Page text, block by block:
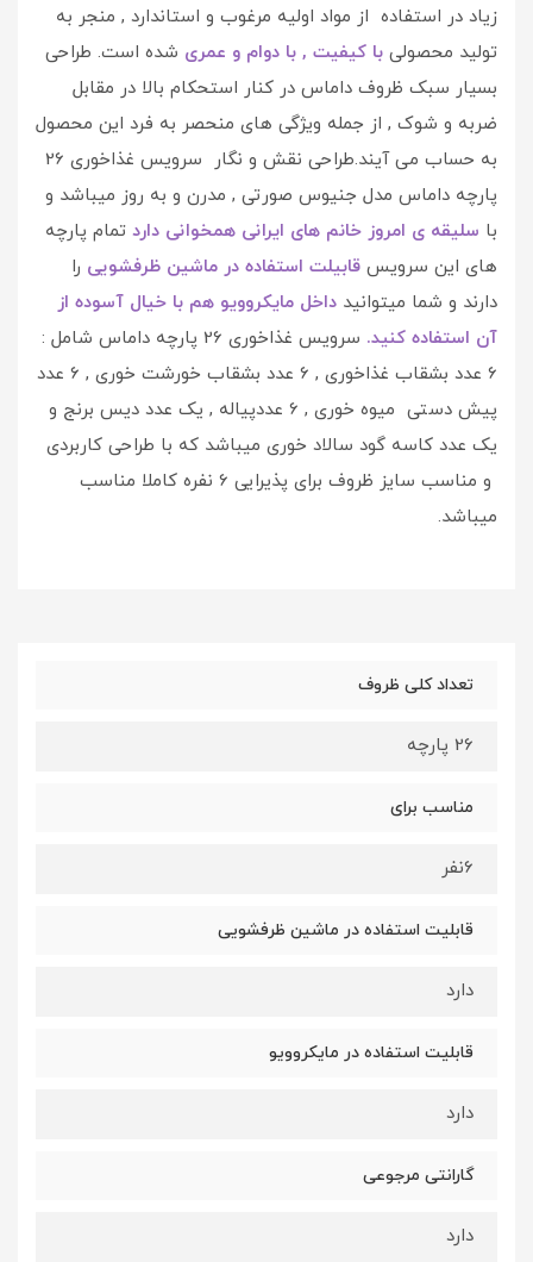
زیاد در استفاده از مواد اولیه مرغوب و استاندارد , منجر به
تولید محصولی با کیفیت , با دوام و عمری شده است. طراحی
بسیار سبک ظروف داماس در کنار استحکام بالا در مقابل
ضربه و شوک , از جمله ویژگی های منحصر به فرد این محصول
به حساب می آیند.طراحی نقش و نگار سرویس غذاخوری 26
پارچه داماس مدل جنیوس صورتی , مدرن و به روز میباشد و
با سلیقه ی امروز خانم های ایرانی همخوانی دارد تمام پارچه
های این سرویس قابیلت استفاده در ماشین ظرفشویی را
دارند و شما میتوانید داخل مایکروویو هم با خیال آسوده از
آن استفاده کنید.
سرویس غذاخوری 26 پارچه داماس شامل :
6 عدد بشقاب غذاخوری , 6 عدد بشقاب خورشت خوری , 6 عدد
پیش دستی میوه خوری , 6 عددپیاله , یک عدد دیس برنج و
یک عدد کاسه گود سالاد خوری میباشد که با طراحی کاربردی
و مناسب سایز ظروف برای پذیرایی 6 نفره کاملا مناسب
میباشد.
تعداد کلی ظروف
26 پارچه
مناسب برای
6نفر
قابلیت استفاده در ماشین ظرفشویی
دارد
قابلیت استفاده در مایکروویو
دارد
گارانتی مرجوعی
دارد